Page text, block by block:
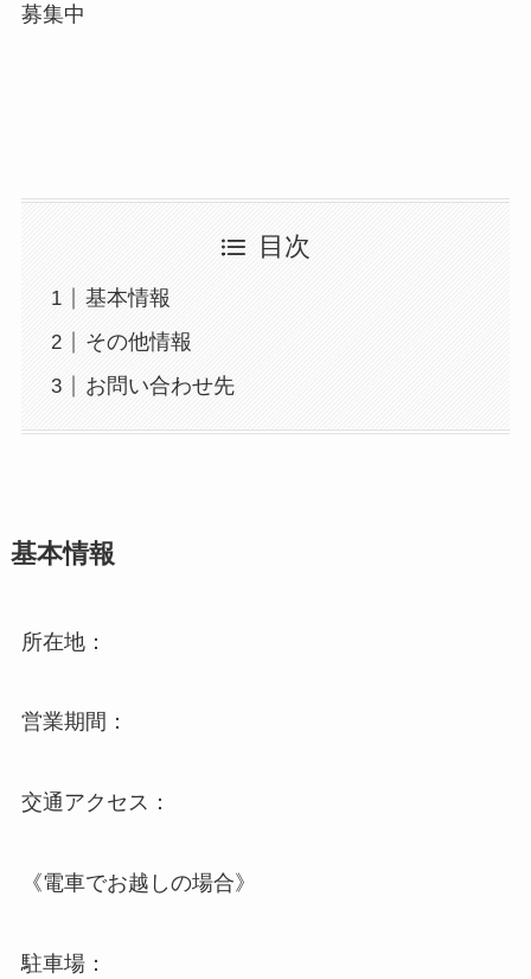
募集中
目次
基本情報
その他情報
お問い合わせ先
基本情報
所在地：
営業期間：
交通アクセス：
《電車でお越しの場合》
駐車場：